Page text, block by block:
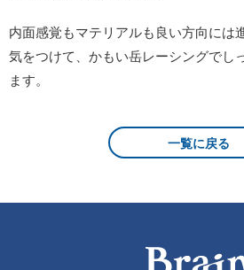
内面感覚もマテリアルも良い方向には
気をつけて、かもい岳レーシングでし
ます。
一覧に戻る